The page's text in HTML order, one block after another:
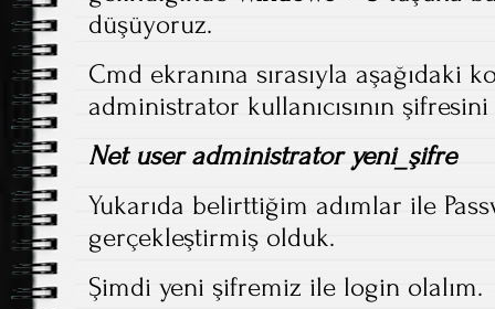
düşüyoruz.
Cmd ekranına sırasıyla aşağıdaki
administrator kullanıcısının
Net user administrator yeni_şifre
Yukarıda belirttiğim adımlar ile
gerçekleştirmiş olduk.
Şimdi yeni şifremiz ile login olalım.